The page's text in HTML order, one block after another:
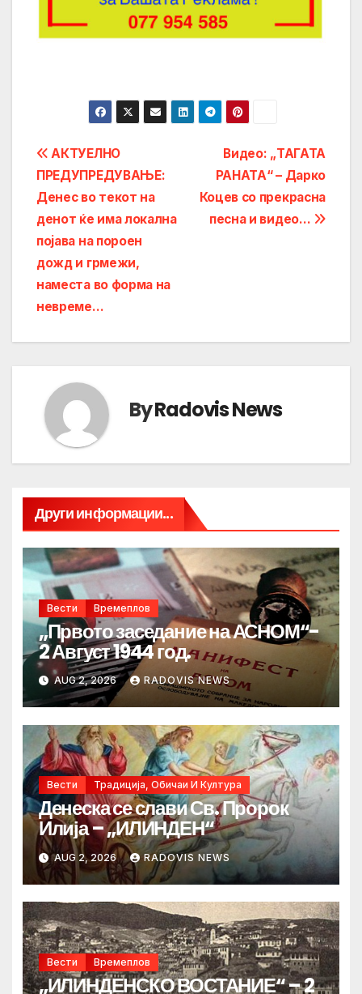
Post
navigation
Видео: „ТАГАТА
РАНАТА“ – Дарко
Коцев со прекрасна
песна и видео…
АКТУЕЛНО
ПРЕДУПРЕДУВАЊЕ:
Денес во текот на
денот ќе има локална
појава на пороен
дожд и грмежи,
наместа во форма на
невреме…
ByRadovis News
Други информации...
Вести Времеплов
„Првото заседание на АСНОМ“-
2 Август 1944 год.
AUG 2, 2026 RADOVIS NEWS
Вести Традиција, Обичаи И Култура
Денеска се слави Св. Пророк
Илија – „ИЛИНДЕН“
AUG 2, 2026 RADOVIS NEWS
Вести Времеплов
„ИЛИНДЕНСКО ВОСТАНИЕ“ – 2